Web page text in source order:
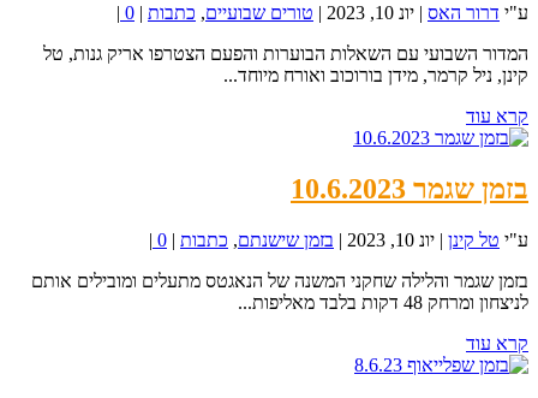
ע"י דרור האס | יונ 10, 2023 | טורים שבועיים, כתבות |
0
|
המדור השבועי עם השאלות הבוערות והפעם הצטרפו אריק גנות, טל
קינן, ניל קרמר, מידן בורוכוב ואורח מיוחד...
קרא עוד
בזמן שגמר 10.6.2023
ע"י טל קינן | יונ 10, 2023 | בזמן שישנתם, כתבות |
0
|
בזמן שגמר והלילה שחקני המשנה של הנאגטס מתעלים ומובילים אותם
לניצחון ומרחק 48 דקות בלבד מאליפות...
קרא עוד